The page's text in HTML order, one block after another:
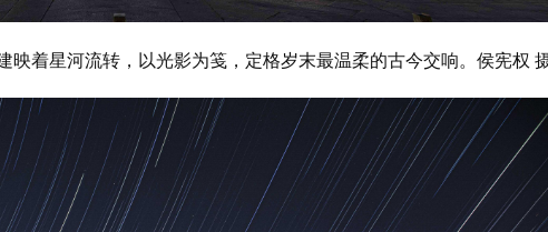
映着星河流转，以光影为笺，定格岁末最温柔的古今交响。侯宪权